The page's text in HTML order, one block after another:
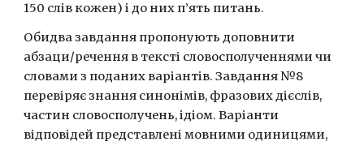
150 слів кожен) і до них п’ять питань.
Обидва завдання пропонують доповнити
абзаци/речення в тексті словосполученнями чи
словами з поданих варіантів. Завдання №8
перевіряє знання синонімів, фразових дієслів,
частин словосполучень, ідіом. Варіанти
відповідей представлені мовними одиницями,